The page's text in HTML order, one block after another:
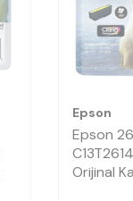
Epson
Epson
Orijinal